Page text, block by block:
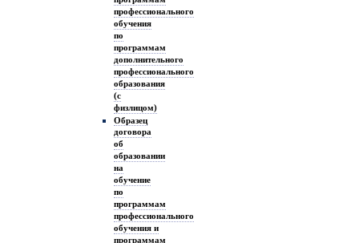
профессионального
обучения
по
программам
дополнительного
профессионального
образования
(с
физлицом)
Образец
договора
об
образовании
на
обучение
по
программам
профессионального
обучения и
программам